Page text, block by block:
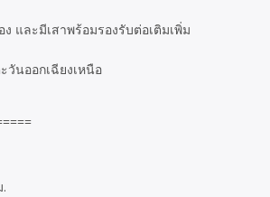
และมีเสาพร้อมรองรับต่อเติมเพิ่ม
นออกเฉียงเหนือ